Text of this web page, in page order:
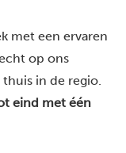
met een ervaren
op ons
in de regio.
eind met één